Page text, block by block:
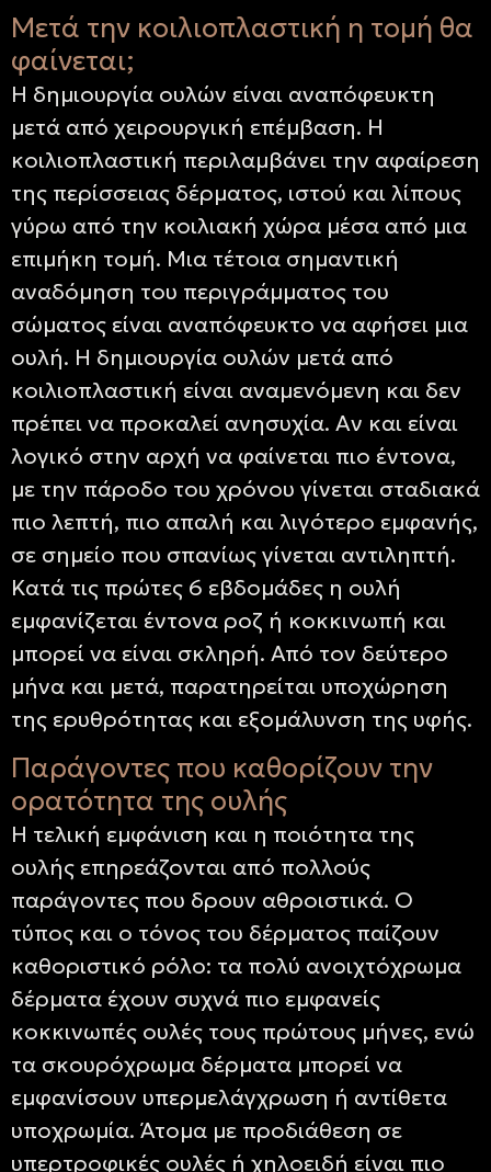
Μετά την κοιλιοπλαστική η τομή θα
φαίνεται;
Η δημιουργία ουλών είναι αναπόφευκτη
μετά από χειρουργική επέμβαση. Η
κοιλιοπλαστική περιλαμβάνει την αφαίρεση
της περίσσειας δέρματος, ιστού και λίπους
γύρω από την κοιλιακή χώρα μέσα από μια
επιμήκη τομή. Μια τέτοια σημαντική
αναδόμηση του περιγράμματος του
σώματος είναι αναπόφευκτο να αφήσει μια
ουλή. Η δημιουργία ουλών μετά από
κοιλιοπλαστική είναι αναμενόμενη και δεν
πρέπει να προκαλεί ανησυχία. Αν και είναι
λογικό στην αρχή να φαίνεται πιο έντονα,
με την πάροδο του χρόνου γίνεται σταδιακά
πιο λεπτή, πιο απαλή και λιγότερο εμφανής,
σε σημείο που σπανίως γίνεται αντιληπτή.
Κατά τις πρώτες 6 εβδομάδες η ουλή
εμφανίζεται έντονα ροζ ή κοκκινωπή και
μπορεί να είναι σκληρή. Από τον δεύτερο
μήνα και μετά, παρατηρείται υποχώρηση
της ερυθρότητας και εξομάλυνση της υφής.
Παράγοντες που καθορίζουν την
ορατότητα της ουλής
Η τελική εμφάνιση και η ποιότητα της
ουλής επηρεάζονται από πολλούς
παράγοντες που δρουν αθροιστικά. Ο
τύπος και ο τόνος του δέρματος παίζουν
καθοριστικό ρόλο: τα πολύ ανοιχτόχρωμα
δέρματα έχουν συχνά πιο εμφανείς
κοκκινωπές ουλές τους πρώτους μήνες, ενώ
τα σκουρόχρωμα δέρματα μπορεί να
εμφανίσουν υπερμελάγχρωση ή αντίθετα
υποχρωμία. Άτομα με προδιάθεση σε
υπερτροφικές ουλές ή χηλοειδή είναι πιο